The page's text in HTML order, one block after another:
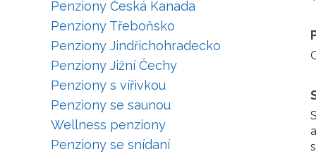
Penziony Česká Kanada
Penziony Třeboňsko
Penziony Jindřichohradecko
Penziony Jižní Čechy
Penziony s vířivkou
Penziony se saunou
Wellness penziony
Penziony se snídaní